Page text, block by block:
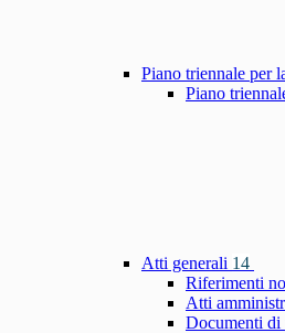
Piano triennale per
Piano
Atti generali 14
Riferimenti
Atti
Documenti di